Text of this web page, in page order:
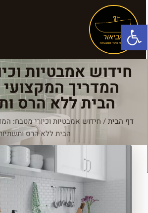
פתח סרגל נגישות
חידוש אמבטיות
המדריך
הבית ללא הרס
דף הבית/ חידוש אמבטיות וכיורי מטבח:
הבית ללא הרס